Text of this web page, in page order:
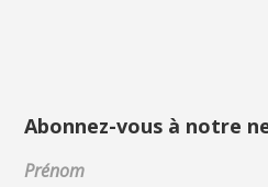
Abonnez-vous à notre
Prénom